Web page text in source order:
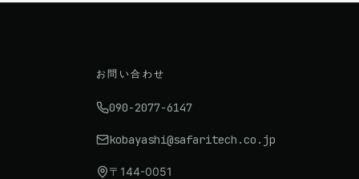
お問い合わせ
090-2077-6147
kobayashi@safaritech.co.jp
〒144-0051